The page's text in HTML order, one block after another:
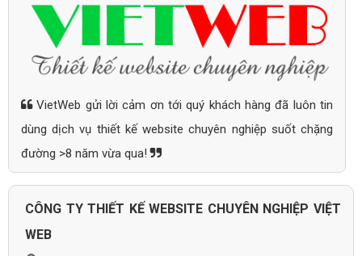
VietWeb gửi lời cảm ơn tới quý khách hàng đã luôn tin
dùng dịch vụ thiết kế website chuyên nghiệp suốt chặng
đường >8 năm vừa qua!
CÔNG TY THIẾT KẾ WEBSITE CHUYÊN NGHIỆP VIỆT
WEB